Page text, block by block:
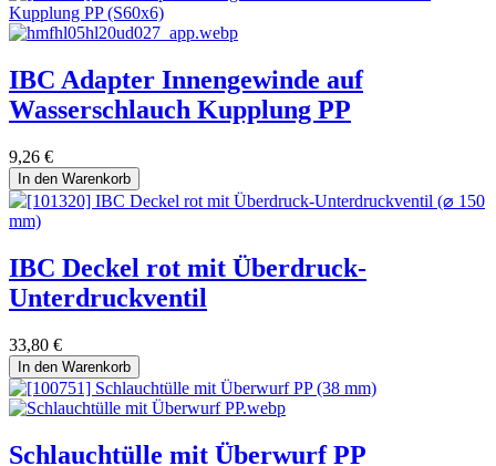
IBC Adapter Innengewinde auf
Wasserschlauch Kupplung PP
9,26 €
In den Warenkorb
IBC Deckel rot mit Überdruck-
Unterdruckventil
33,80 €
In den Warenkorb
Schlauchtülle mit Überwurf PP